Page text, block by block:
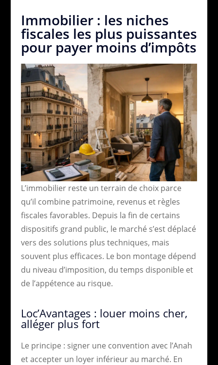
Immobilier : les niches
fiscales les plus puissantes
pour payer moins d’impôts
L’immobilier reste un terrain de choix parce
qu’il combine patrimoine, revenus et règles
fiscales favorables. Depuis la fin de certains
dispositifs grand public, le marché s’est déplacé
vers des solutions plus techniques, mais
souvent plus efficaces. Le bon montage dépend
du niveau d’imposition, du temps disponible et
de l’appétence au risque.
Loc’Avantages : louer moins cher,
alléger plus fort
Le principe : signer une convention avec l’Anah
et accepter un loyer inférieur au marché. En